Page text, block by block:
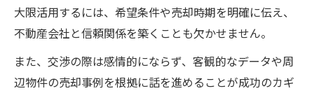
大限活用するには、希望条件や売却時期を明確に伝え、
不動産会社と信頼関係を築くことも欠かせません。
また、交渉の際は感情的にならず、客観的なデータや周
辺物件の売却事例を根拠に話を進めることが成功のカギ